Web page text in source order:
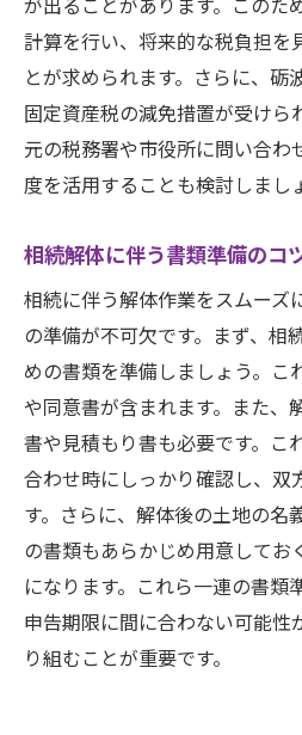
計算を行い、将来的な税負担を
とが求められます。さらに、砺
固定資産税の減免措置が受けら
元の税務署や市役所に問い合わ
度を活用することも検討しまし
相続解体に伴う書類準備のコ
相続に伴う解体作業をスムーズ
の準備が不可欠です。まず、相
めの書類を準備しましょう。こ
や同意書が含まれます。また、
書や見積もり書も必要です。こ
合わせ時にしっかり確認し、双
す。さらに、解体後の土地の名
の書類もあらかじめ用意してお
になります。これら一連の書類
申告期限に間に合わない可能性
り組むことが重要です。